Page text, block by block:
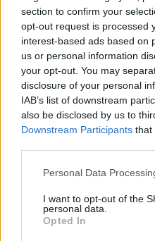
section to confirm your
opt-out request is processed
interest-based ads based on
us or personal information
your opt-out. You may
disclosure of your personal
IAB’s list of downstream
also be disclosed by us to
Downstream Participants that
Personal Data
I want to opt-out of the
personal data.
Opted In
Elektromos
autó
Tesla:
Elektromos
autó
30 000
elektromos
kapott a
9000
Mail — és